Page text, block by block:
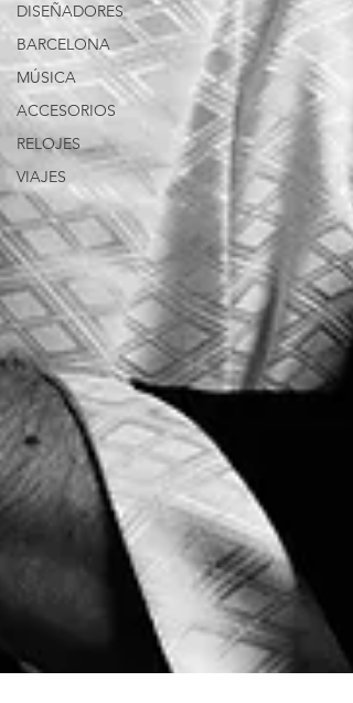
DISEÑADORES
BARCELONA
MÚSICA
ACCESORIOS
RELOJES
VIAJES